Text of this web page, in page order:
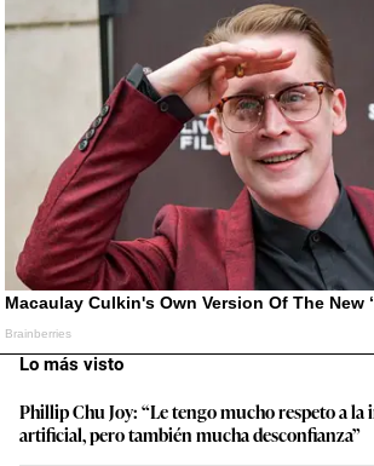
Lo más visto
Phillip Chu Joy: “Le tengo mucho respeto a
artificial, pero también mucha desconfianza”